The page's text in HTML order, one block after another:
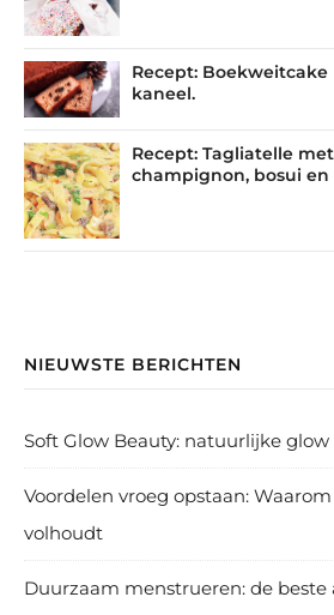
Recept:
kaneel.
Recept: Tagliatelle
champignon, bosui en
NIEUWSTE BERICHTEN
Soft Glow Beauty: natuurlijke
Voordelen vroeg opstaan:
volhoudt
Duurzaam menstrueren: de